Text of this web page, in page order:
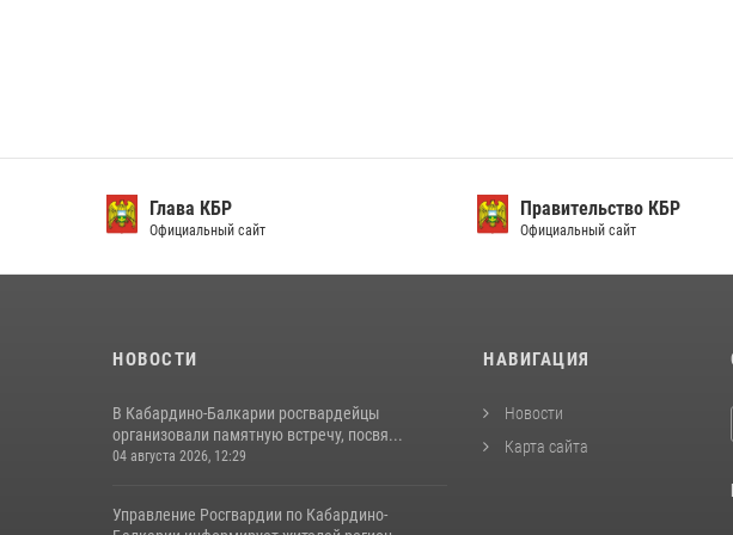
Глава КБР
Официальный сайт
Правительство КБР
Официальный сайт
НОВОСТИ
В Кабардино-Балкарии росгвардейцы
организовали памятную встречу, посвя...
04 августа 2026, 12:29
Управление Росгвардии по Кабардино-
НАВИГАЦИЯ
Новости
Карта сайта